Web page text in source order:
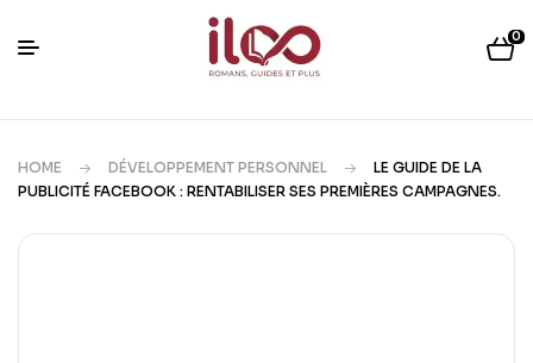
0
HOME DÉVELOPPEMENT PERSONNEL
LE GUIDE DE LA
PUBLICITÉ FACEBOOK : RENTABILISER SES PREMIÈRES CAMPAGNES.